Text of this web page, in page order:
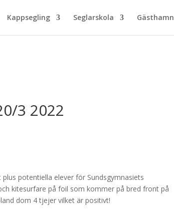
Kappsegling Seglarskola Gästhamn
3 2022
potentiella elever för Sundsgymnasiets
kitesurfare på foil som kommer på bred front på
dom 4 tjejer vilket är positivt!